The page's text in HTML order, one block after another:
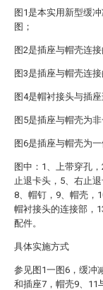
图1是本实用新型缓
图；
图2是插座与帽壳连
图3是插座与帽壳连
图4是帽衬接头与插
图5是插座与帽壳为
图6是插座与帽壳为
图中：1、上带穿孔
止退卡头，5、右止
8、帽钉，9、帽壳，
帽衬接头的连接部，
配件。
具体实施方式
参见图1一图6，缓冲
和插座7，帽壳9、11